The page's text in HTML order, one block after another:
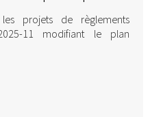
projets de règlements
11 modifiant le plan